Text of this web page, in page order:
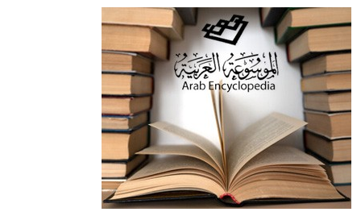
- هل تعلم أن أبقراط كتب في الطب أربعة مؤلفات هي:
الحكم، الأدلة، تنظيم التغذية، ورسالته في جروح الرأس. ويعود
له الفضل بأنه حرر الطب من الدين والفلسفة.
- هل تعلم أن المرجان إفراز حيواني يتكون في البحر ويتركب
من مادة كربونات الكلسيوم، وهو أحمر أو شديد الحمرة وهو
أجود أنواعه، ويمتاز بكبر الحجم ويسمى الش